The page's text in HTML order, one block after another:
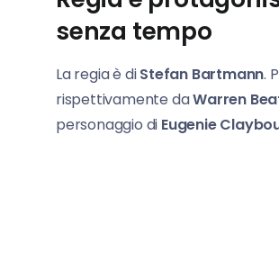
senza tempo
La regia è diStefan Bartmann.
rispettivamente daWarren
personaggio di Eugenie